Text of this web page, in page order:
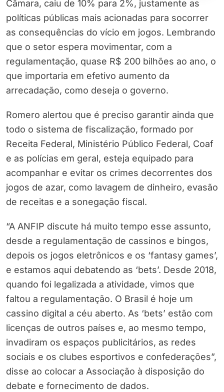
Câmara, caiu de 10% para 2%, justamente as
políticas públicas mais acionadas para socorrer
as consequências do vício em jogos. Lembrando
que o setor espera movimentar, com a
regulamentação, quase R$ 200 bilhões ao ano, o
que importaria em efetivo aumento da
arrecadação, como deseja o governo.
Romero alertou que é preciso garantir ainda que
todo o sistema de fiscalização, formado por
Receita Federal, Ministério Público Federal, Coaf
e as polícias em geral, esteja equipado para
acompanhar e evitar os crimes decorrentes dos
jogos de azar, como lavagem de dinheiro, evasão
de receitas e a sonegação fiscal.
“A ANFIP discute há muito tempo esse assunto,
desde a regulamentação de cassinos e bingos,
depois os jogos eletrônicos e os ‘fantasy games’,
e estamos aqui debatendo as ‘bets’. Desde 2018,
quando foi legalizada a atividade, vimos que
faltou a regulamentação. O Brasil é hoje um
cassino digital a céu aberto. As ‘bets’ estão com
licenças de outros países e, ao mesmo tempo,
invadiram os espaços publicitários, as redes
sociais e os clubes esportivos e confederações”,
disse ao colocar a Associação à disposição do
debate e fornecimento de dados.